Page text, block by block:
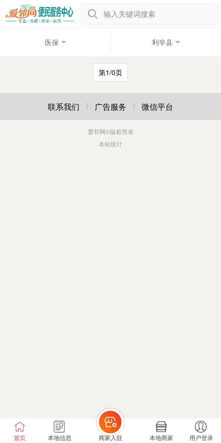
输入关键词搜索
医保 利辛县
第1/0页
首页 本地信息 商家入驻 本地商家 用户登录
联系我们 广告服务 微信平台
爱邻网©版权所有
本站统计